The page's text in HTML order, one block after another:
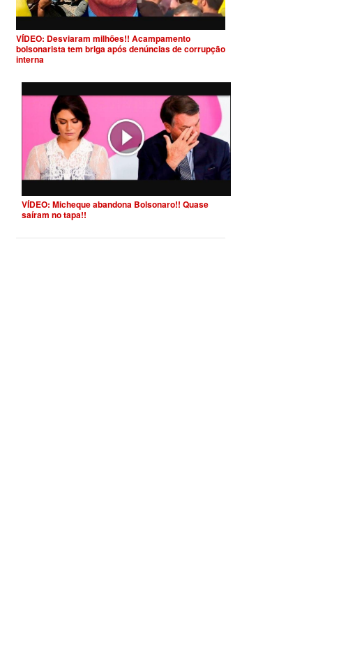
VÍDEO: Desviaram milhões!! Acampamento
bolsonarista tem briga após denúncias de corrupção
interna
VÍDEO: Micheque abandona Bolsonaro!! Quase
saíram no tapa!!